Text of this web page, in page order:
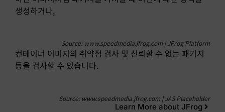
생성하거나,
Source: www.speedmedia.jfrog.com | JFrog Platform
컨테이너 이미지의 취약점 검사 및 신뢰할 수 없는 패키지
등을 검사할 수 있습니다.
Source: www.speedmedia.jfrog.com | JAS Placeholder
Learn More about JFrog